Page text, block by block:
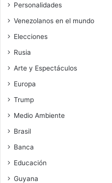
Personalidades
Venezolanos en el mundo
Elecciones
Rusia
Arte y Espectáculos
Europa
Trump
Medio Ambiente
Brasil
Banca
Educación
Guyana